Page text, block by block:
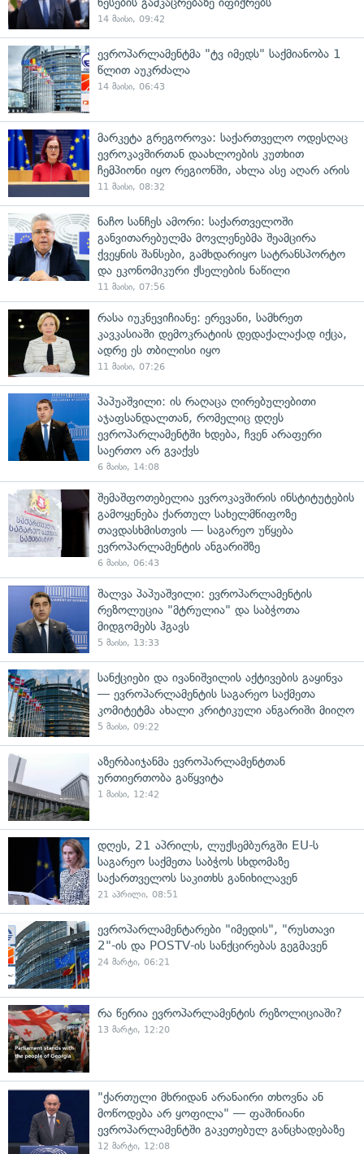
14 მაისი, 09:42
ევროპარლამენტმა "ტვ იმედს" საქმიანობა 1
წლით აუკრძალა
14 მაისი, 06:43
მარკეტა გრეგოროვა: საქართველო ოდესღაც
ევროკავშირთან დაახლოების კუთხით
ჩემპიონი იყო რეგიონში, ახლა ასე აღარ არის
11 მაისი, 08:32
ნაჩო სანჩეს ამორი: საქართველოში
განვითარებულმა მოვლენებმა შეამცირა
ქვეყნის შანსები, გამხდარიყო სატრანსპორტო
და ეკონომიკური ქსელების ნაწილი
11 მაისი, 07:56
რასა იუკნევიჩიანე: ერევანი, სამხრეთ
კავკასიაში დემოკრატიის დედაქალაქად იქცა,
ადრე ეს თბილისი იყო
11 მაისი, 07:26
პაპუაშვილი: ის რაღაცა ღირებულებითი
აჯაფსანდალთან, რომელიც დღეს
ევროპარლამენტში ხდება, ჩვენ არაფერი
საერთო არ გვაქვს
6 მაისი, 14:08
შემაშფოთებელია ევროკავშირის ინსტიტუტების
გამოყენება ქართულ სახელმწიფოზე
თავდასხმისთვის — საგარეო უწყება
ევროპარლამენტის ანგარიშზე
6 მაისი, 06:43
შალვა პაპუაშვილი: ევროპარლამენტის
რეზოლუცია "მტრულია" და საბჭოთა
მიდგომებს ჰგავს
5 მაისი, 13:33
სანქციები და ივანიშვილის აქტივების გაყინვა
— ევროპარლამენტის საგარეო საქმეთა
კომიტეტმა ახალი კრიტიკული ანგარიში მიიღო
5 მაისი, 09:22
აზერბაიჯანმა ევროპარლამენტთან
ურთიერთობა გაწყვიტა
1 მაისი, 12:42
დღეს, 21 აპრილს, ლუქსემბურგში EU-ს
საგარეო საქმეთა საბჭოს სხდომაზე
საქართველოს საკითხს განიხილავენ
21 აპრილი, 08:51
ევროპარლამენტარები "იმედის", "რუსთავი
2"-ის და POSTV-ის სანქცირებას გეგმავენ
24 მარტი, 06:21
რა წერია ევროპარლამენტის რეზოლიციაში?
13 მარტი, 12:20
"ქართული მხრიდან არანაირი თხოვნა ან
მოწოდება არ ყოფილა" — ფაშინიანი
ევროპარლამენტში გაკეთებულ განცხადებაზე
12 მარტი, 12:08